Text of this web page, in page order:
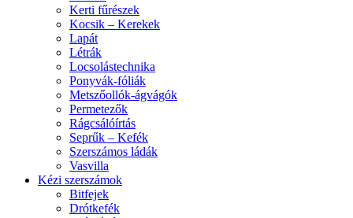
Kerti fűrészek
Kocsik – Kerekek
Lapát
Létrák
Locsolástechnika
Ponyvák-fóliák
Metszőollók-ágvágók
Permetezők
Rágcsálóírtás
Seprűk – Kefék
Szerszámos ládák
Vasvilla
Kézi szerszámok
Bitfejek
Drótkefék